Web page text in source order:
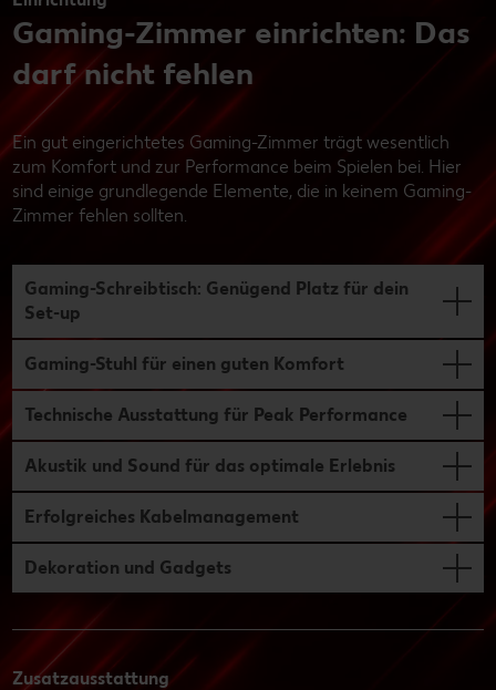
Gaming-Zimmer einrichten: Das
darf nicht fehlen
Ein gut eingerichtetes Gaming-Zimmer trägt wesentlich
zum Komfort und zur Performance beim Spielen bei. Hier
sind einige grundlegende Elemente, die in keinem Gaming-
Zimmer fehlen sollten.
Gaming-Schreibtisch: Genügend Platz für dein
Set-up
Gaming-Stuhl für einen guten Komfort
Technische Ausstattung für Peak Performance
Akustik und Sound für das optimale Erlebnis
Erfolgreiches Kabelmanagement
Dekoration und Gadgets
Zusatzausstattung